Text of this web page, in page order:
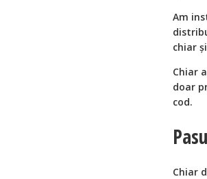
Am
chiar
Chiar
doar
cod.
Chiar